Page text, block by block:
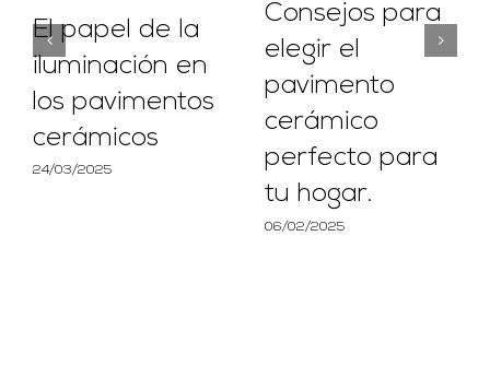
El papel de la
iluminación en
los pavimentos
cerámicos
24/03/2025
Consejos para
elegir el
pavimento
cerámico
perfecto para
tu hogar.
06/02/2025